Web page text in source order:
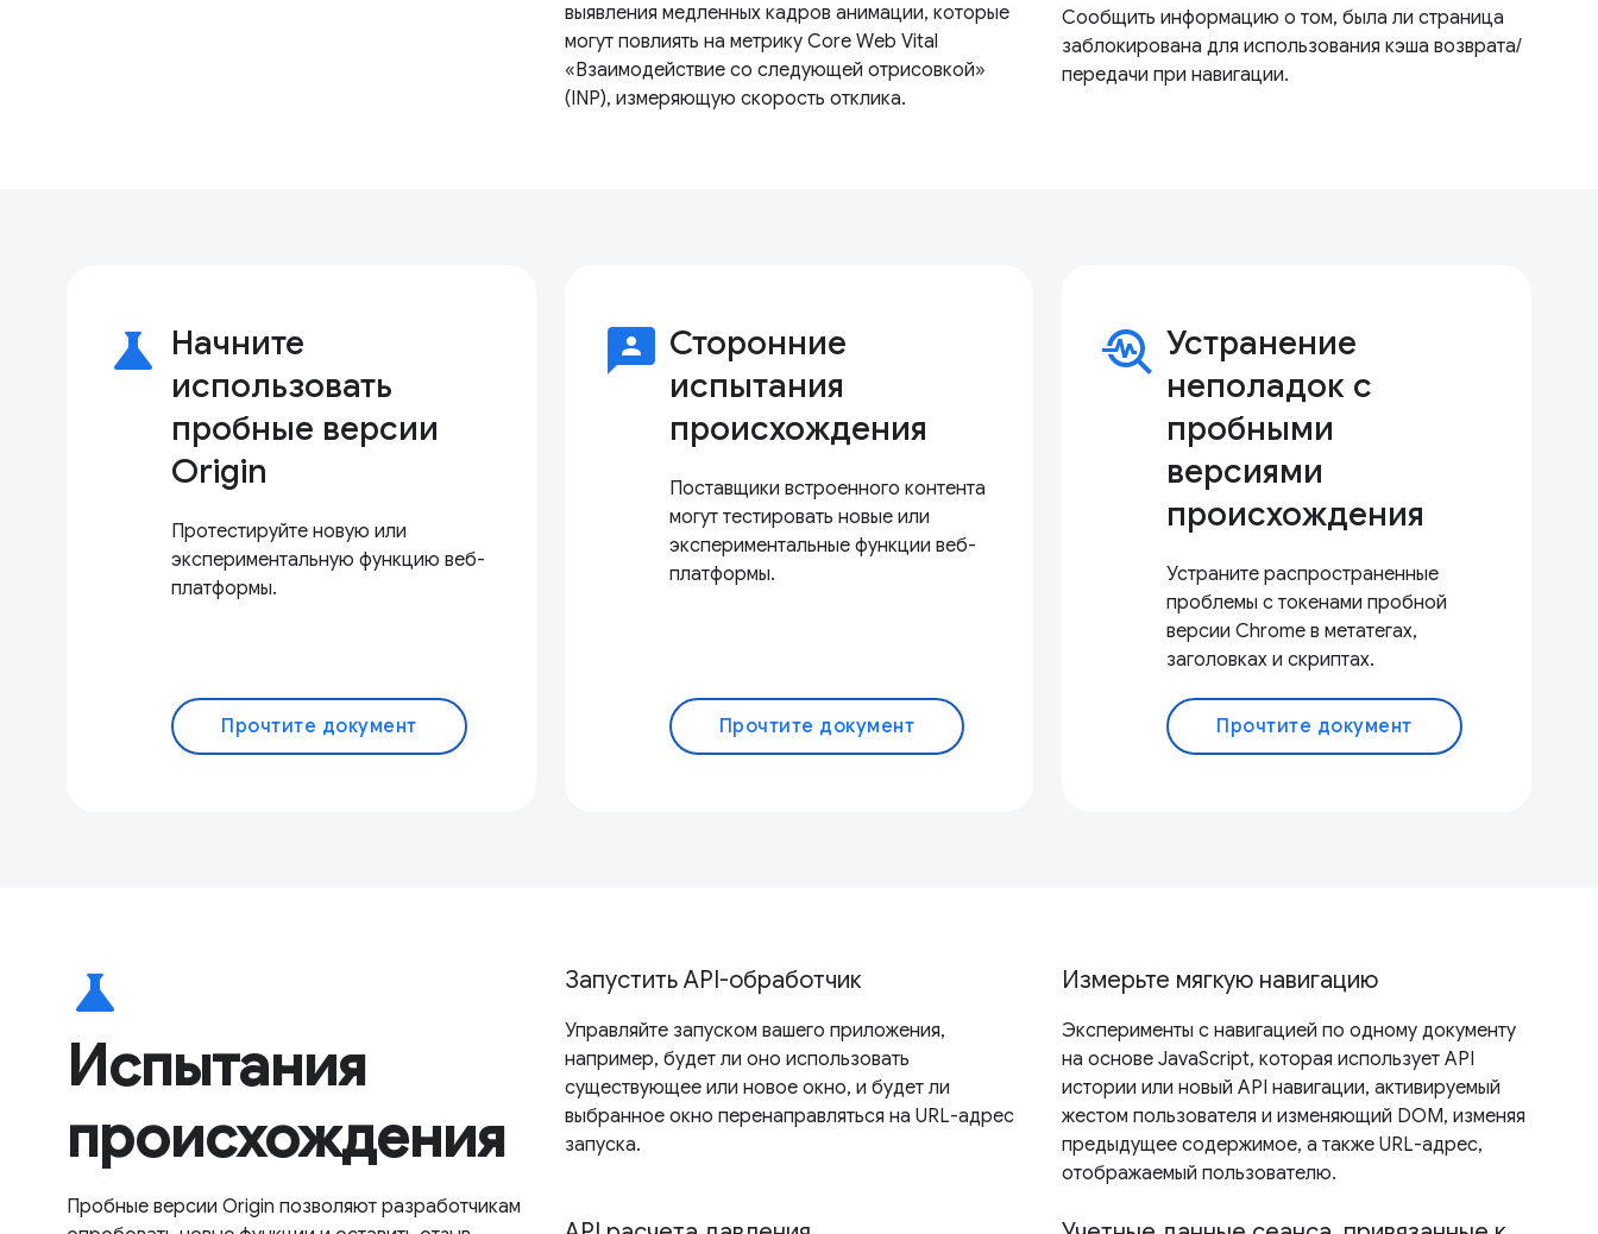
выявления медленных кадров анимации, которые
могут повлиять на метрику Core Web Vital
«Взаимодействие со следующей отрисовкой»
(INP), измеряющую скорость отклика.
Сообщить информацию о том, была ли страница
заблокирована для использования кэша возврата/
передачи при навигации.
science Начните
использовать
пробные версии
Origin
Протестируйте новую или
экспериментальную функцию веб-
платформы.
Прочтите документ
3p Сторонние
испытания
происхождения
Поставщики встроенного контента
могут тестировать новые или
экспериментальные функции веб-
платформы.
Прочтите документ
troubleshoot Устранение
неполадок с
пробными
версиями
происхождения
Устраните распространенные
проблемы с токенами пробной
версии Chrome в метатегах,
заголовках и скриптах.
Прочтите документ
science
Испытания
происхождения
Пробные версии Origin позволяют разработчикам
Запустить API-обработчик
Управляйте запуском вашего приложения,
например, будет ли оно использовать
существующее или новое окно, и будет ли
выбранное окно перенаправляться на URL-адрес
запуска.
Измерьте мягкую навигацию
Эксперименты с навигацией по одному документу
на основе JavaScript, которая использует API
истории или новый API навигации, активируемый
жестом пользователя и изменяющий DOM, изменяя
предыдущее содержимое, а также URL-адрес,
отображаемый пользователю.